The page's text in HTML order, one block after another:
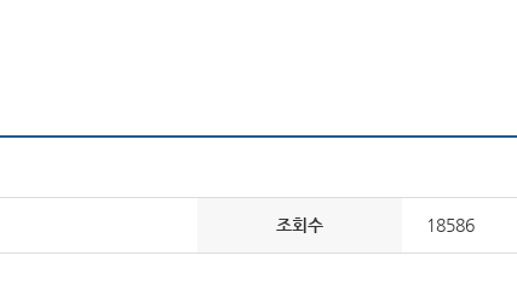
조회수 18586